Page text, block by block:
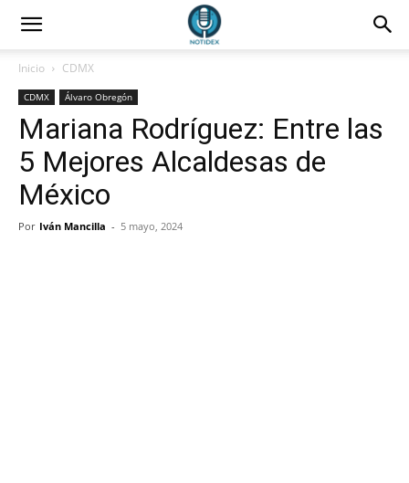
Inicio CDMX
CDMX Álvaro Obregón
Mariana Rodríguez: Entre las
5 Mejores Alcaldesas de
México
Por Iván Mancilla - 5 mayo, 2024